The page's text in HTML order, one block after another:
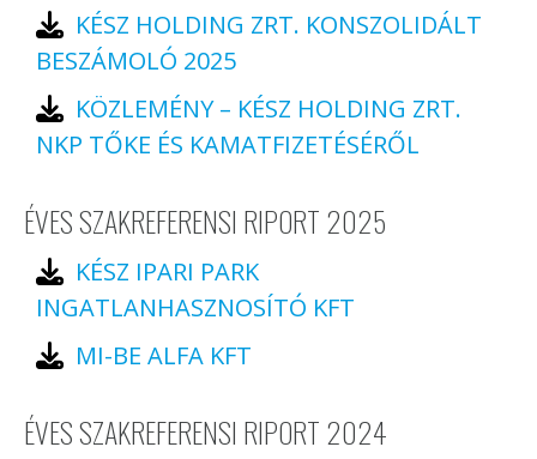
KÉSZ HOLDING ZRT. KONSZOLIDÁLT
BESZÁMOLÓ 2025
KÖZLEMÉNY – KÉSZ HOLDING ZRT.
NKP TŐKE ÉS KAMATFIZETÉSÉRŐL
ÉVES SZAKREFERENSI RIPORT 2025
KÉSZ IPARI PARK
INGATLANHASZNOSÍTÓ KFT
MI-BE ALFA KFT
ÉVES SZAKREFERENSI RIPORT 2024